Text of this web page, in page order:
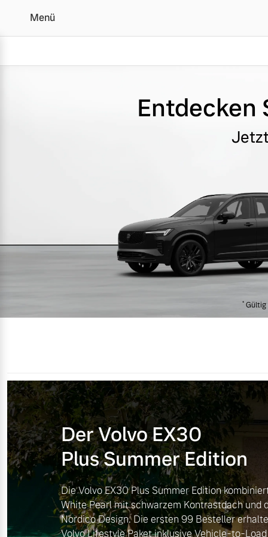
Menü
4 Modelle
Geschäftskunden
Editionsmodelle
Konnektivität
Angebot anfragen
Aktuelle Angebote
Geschäftskunden
Volvo Gebrauchtwagenbörse
Über uns
Unser Team
Kontakt und Anfahrt
Entdecken
*Gültig
Der Volvo EX30
Plus Summer Edition
Die Volvo EX30 Plus Summer Edition
White Pearl mit schwarzem Kontrastdach und
Nordico Design. Die ersten 99 Besteller
Volvo Lifestyle Paket inklusive Vehicle-to-